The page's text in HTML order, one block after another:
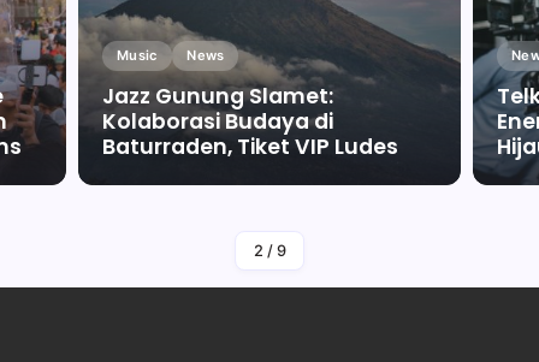
Music News
Jazz Gunung Slamet:
Kolaborasi Budaya di
Baturraden, Tiket VIP Ludes
By Falah Malaika Az Zahra
2 / 9